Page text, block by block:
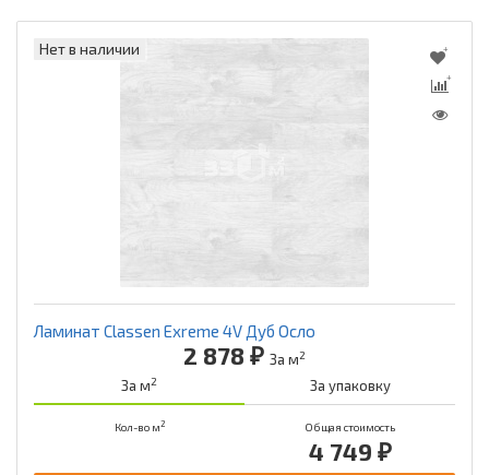
Нет в наличии
Ламинат Classen Exreme 4V Дуб Осло
2 878 ₽ За м2
За м2 За упаковку
Кол-во м2 Общая стоимость
4 749 ₽